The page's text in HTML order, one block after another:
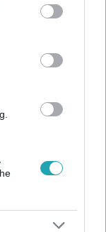
may click to
party tags to
below Google
KIADÁS